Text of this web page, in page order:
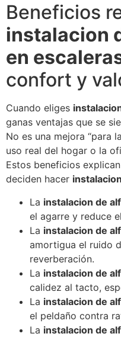
Beneficios
instalacion
en
confort y
Cuando eliges
ganas ventajas que se
No es una mejora “para
uso real del hogar o la
Estos beneficios
deciden hacer
La instalacion de
el agarre y reduce
La instalacion de
amortigua el ruido
reverberación.
La instalacion de
calidez al tacto,
La instalacion de
el peldaño contra
La instalacion de